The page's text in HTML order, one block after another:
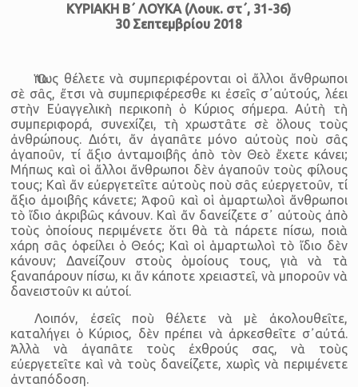
ΚΥΡΙΑΚΗ Β΄ ΛΟΥΚΑ (Λουκ. στ΄, 31-36)
30 Σεπτεμβρίου 2018
Ὅπως θέλετε νὰ συμπεριφέρονται οἱ ἄλλοι ἄνθρωποι
σὲ σᾶς, ἔτσι νὰ συμπεριφέρεσθε κι ἐσεῖς σ᾽αὐτούς, λέει
στὴν Εὐαγγελικὴ περικοπὴ ὁ Κύριος σήμερα. Αὐτὴ τὴ
συμπεριφορά, συνεχίζει, τὴ χρωστᾶτε σὲ ὅλους τοὺς
ἀνθρώπους. Διότι, ἄν ἀγαπᾶτε μόνο αὐτοὺς ποὺ σᾶς
ἀγαποῦν, τί ἄξιο ἀνταμοιβῆς ἀπὸ τὸν Θεὸ ἔχετε κάνει;
Μήπως καὶ οἱ ἄλλοι ἄνθρωποι δὲν ἀγαποῦν τοὺς φίλους
τους; Καὶ ἄν εὐεργετεῖτε αὐτοὺς ποὺ σᾶς εὐεργετοῦν, τί
ἄξιο ἀμοιβῆς κάνετε; Ἀφοῦ καὶ οἱ ἁμαρτωλοὶ ἄνθρωποι
τὸ ἴδιο ἀκριβῶς κάνουν. Καὶ ἄν δανείζετε σ᾽ αὐτοὺς ἀπὸ
τοὺς ὁποίους περιμένετε ὅτι θὰ τὰ πάρετε πίσω, ποιὰ
χάρη σᾶς ὀφείλει ὁ Θεός; Καὶ οἱ ἁμαρτωλοὶ τὸ ἴδιο δὲν
κάνουν; Δανείζουν στοὺς ὁμοίους τους, γιὰ νὰ τὰ
ξαναπάρουν πίσω, κι ἄν κάποτε χρειαστεῖ, νὰ μποροῦν νὰ
δανειστοῦν κι αὐτοί.
Λοιπόν, ἐσεῖς ποὺ θέλετε νὰ μὲ ἀκολουθεῖτε,
καταλήγει ὁ Κύριος, δὲν πρέπει νὰ ἀρκεσθεῖτε σ᾽αὐτά.
Ἀλλὰ νὰ ἀγαπᾶτε τοὺς ἐχθρούς σας, νὰ τοὺς
εὐεργετεῖτε καὶ νὰ τοὺς δανείζετε, χωρὶς νὰ περιμένετε
ἀνταπόδοση.